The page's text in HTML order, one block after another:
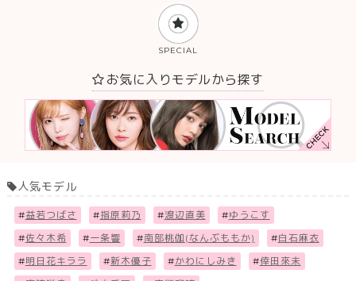
SPECIAL
お気に入りモデルから探す
人気モデル
#益若つばさ #指原莉乃 #渡辺直美 #ゆうこす
#佐々木希 #一条響 #南部桃伽(なんぶももか) #白石麻衣
#明日花キララ #新木優子 #かわにしみき #倖田來未